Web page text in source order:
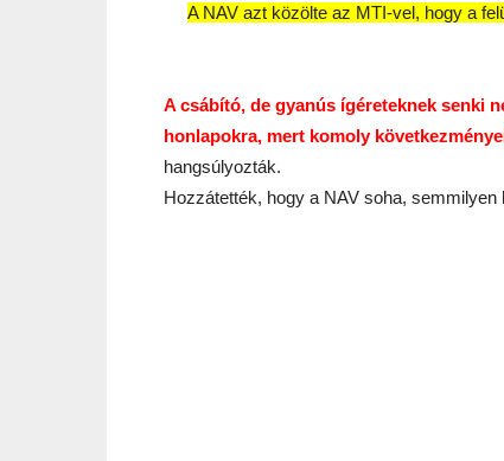
A NAV azt közölte az MTI-vel, hogy a
A csábító, de gyanús ígéreteknek senki
honlapokra, mert komoly
hangsúlyozták.
Hozzátették, hogy a NAV soha,